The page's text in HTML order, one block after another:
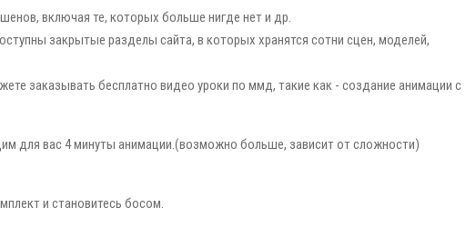
включая те, которых больше нигде нет и др.
закрытые разделы сайта, в которых хранятся сотни сцен, моделей,
заказывать бесплатно видео уроки по ммд, такие как - создание анимации с
для вас 4 минуты анимации.(возможно больше, зависит от сложности)
и становитесь босом.